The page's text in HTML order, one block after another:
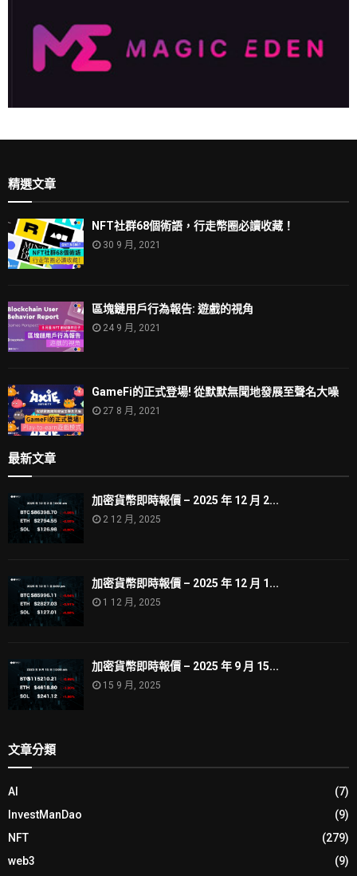
精選文章
NFT社群68個術語，行走幣圈必讀收藏！
30 9 月, 2021
區塊鏈用戶行為報告: 遊戲的視角
24 9 月, 2021
GameFi的正式登場! 從默默無聞地發展至聲名大噪
27 8 月, 2021
最新文章
加密貨幣即時報價 – 2025 年 12 月 2...
2 12 月, 2025
加密貨幣即時報價 – 2025 年 12 月 1...
1 12 月, 2025
加密貨幣即時報價 – 2025 年 9 月 15...
15 9 月, 2025
文章分類
AI
(7)
InvestManDao
(9)
NFT
(279)
web3
(9)